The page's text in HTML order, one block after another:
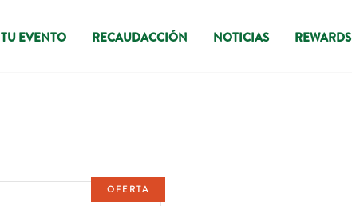
TU EVENTO RECAUDACCIÓN NOTICIAS REWARDS
OFERTA